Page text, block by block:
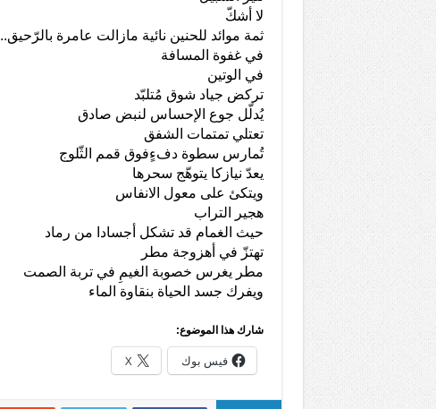
لا أشكّ
ثمة موائد للحنين نائية مازالت عامرة بالرّحيق..
في غفوة المسافة
في الوتين
تركض جياد شوق مُتلبّد
يُدلّل جوع الإحساس لنبض صادق
تعتلي تمتمات الشفق
تُمارس سطوة دفءٍفوق قمم الثّلوج
يعدّ نيازكا يتوهّج سحرها
ويتكئ على معول الانفاس
هجير التراب
حيث الغمام قد تشكل أجسادا من رماد
تهتزّ في أهزوجة مطر
مطر يغرس خصوبة الغيمِ في تربة الصمت
ويفرك جسد الحياة بنقاوة الماء
شارك هذا الموضوع:
فيس بوك X